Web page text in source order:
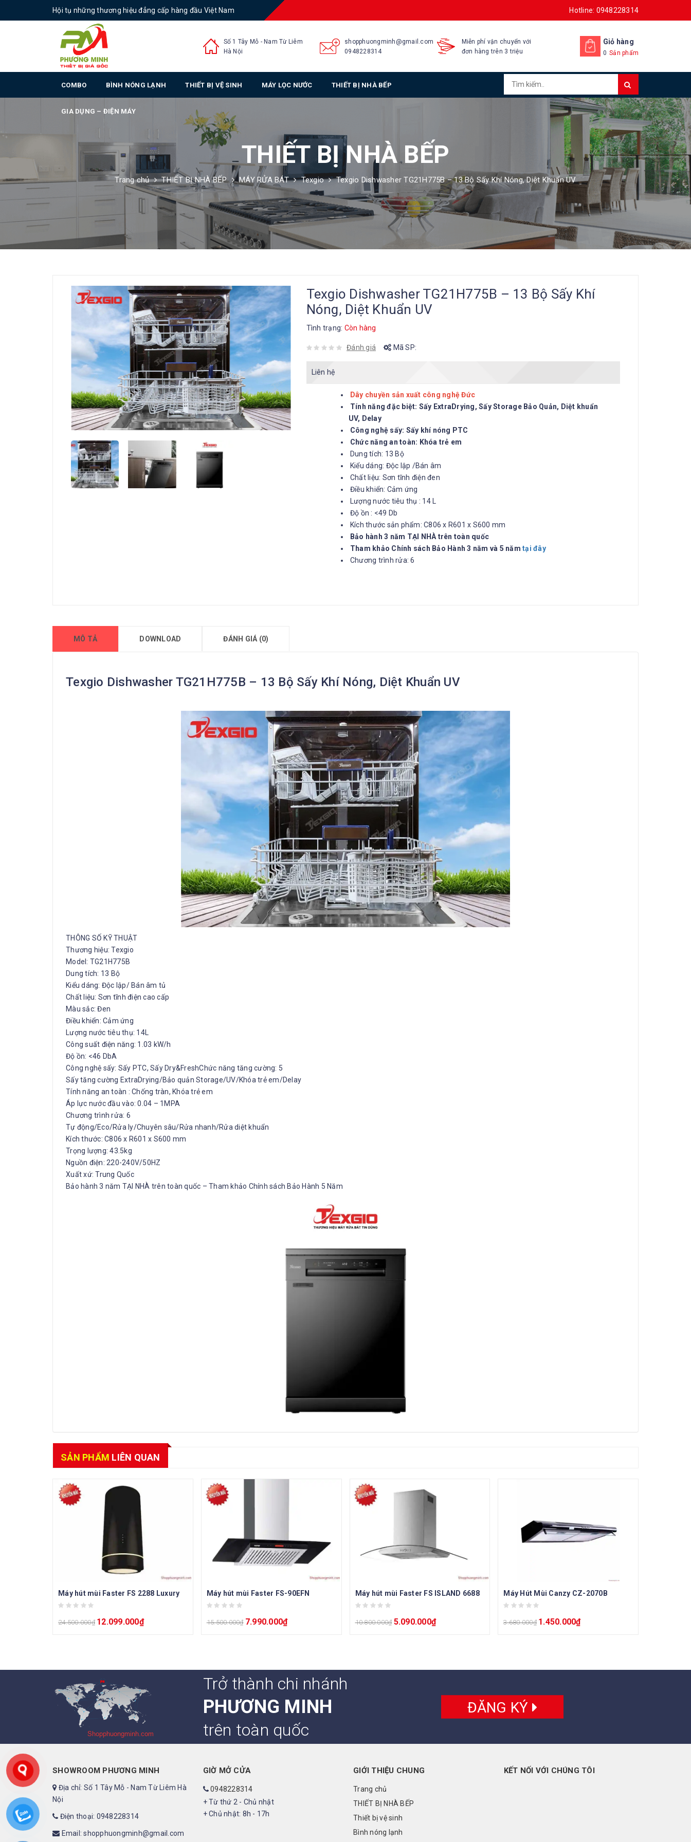
Hội tụ những thương hiệu đẳng cấp hàng đầu Việt Nam Hotline: 0948228314
Số 1 Tây Mỗ - Nam Từ Liêm
Hà Nội
shopphuongminh@gmail.com
0948228314
Miễn phí vận chuyển với
đơn hàng trên 3 triệu
Giỏ hàng
0 Sản phẩm
COMBO BÌNH NÓNG LẠNH THIẾT BỊ VỆ SINH MÁY LỌC NƯỚC THIẾT BỊ NHÀ BẾP
GIA DỤNG – ĐIỆN MÁY
THIẾT BỊ NHÀ BẾP
Trang chủ THIẾT BỊ NHÀ BẾP MÁY RỬA BÁT Texgio Texgio Dishwasher TG21H775B – 13 Bộ Sấy Khí Nóng, Diệt Khuẩn UV
Texgio Dishwasher TG21H775B – 13 Bộ Sấy Khí
Nóng, Diệt Khuẩn UV
Tình trạng: Còn hàng
Đánh giá Mã SP:
Liên hệ
Dây chuyền sản xuất công nghệ Đức
Tính năng đặc biệt: Sấy ExtraDrying, Sấy Storage Bảo Quản, Diệt khuẩn
UV, Delay
Công nghệ sấy: Sấy khí nóng PTC
Chức năng an toàn: Khóa trẻ em
Dung tích: 13 Bộ
Kiểu dáng: Độc lập /Bán âm
Chất liệu: Sơn tĩnh điện đen
Điều khiển: Cảm ứng
Lượng nước tiêu thụ : 14 L
Độ ồn : <49 Db
Kích thước sản phẩm: C806 x R601 x S600 mm
Bảo hành 3 năm TẠI NHÀ trên toàn quốc
Tham khảo Chính sách Bảo Hành 3 năm và 5 năm tại đây
Chương trình rửa: 6
MÔ TẢ DOWNLOAD ĐÁNH GIÁ (0)
Texgio Dishwasher TG21H775B – 13 Bộ Sấy Khí Nóng, Diệt Khuẩn UV
THÔNG SỐ KỸ THUẬT
Thương hiệu: Texgio
Model: TG21H775B
Dung tích: 13 Bộ
Kiểu dáng: Độc lập/ Bán âm tủ
Chất liệu: Sơn tĩnh điện cao cấp
Màu sắc: Đen
Điều khiển: Cảm ứng
Lượng nước tiêu thụ: 14L
Công suất điện năng: 1.03 kW/h
Độ ồn: <46 DbA
Công nghệ sấy: Sấy PTC, Sấy Dry&FreshChức năng tăng cường: 5
Sấy tăng cường ExtraDrying/Bảo quản Storage/UV/Khóa trẻ em/Delay
Tính năng an toàn : Chống tràn, Khóa trẻ em
Áp lực nước đầu vào: 0.04 – 1MPA
Chương trình rửa: 6
Tự động/Eco/Rửa ly/Chuyên sâu/Rửa nhanh/Rửa diệt khuẩn
Kích thước: C806 x R601 x S600 mm
Trọng lượng: 43.5kg
Nguồn điện: 220-240V/50HZ
Xuất xứ: Trung Quốc
Bảo hành 3 năm TẠI NHÀ trên toàn quốc – Tham khảo Chính sách Bảo Hành 5 Năm
SẢN PHẨM LIÊN QUAN
Máy hút mùi Faster FS 2288 Luxury
24.500.000₫ 12.099.000₫
Máy hút mùi Faster FS-90EFN
15.500.000₫ 7.990.000₫
Máy hút mùi Faster FS ISLAND 6688
10.800.000₫ 5.090.000₫
Máy Hút Mùi Canzy CZ-2070B
3.680.000₫ 1.450.000₫
Trở thành chi nhánh
PHƯƠNG MINH
trên toàn quốc
ĐĂNG KÝ
SHOWROOM PHƯƠNG MINH
Địa chỉ: Số 1 Tây Mỗ - Nam Từ Liêm Hà
Nội
Điện thoại: 0948228314
Email: shopphuongminh@gmail.com
GIỜ MỞ CỬA
0948228314
+ Từ thứ 2 - Chủ nhật
+ Chủ nhật: 8h - 17h
GIỚI THIỆU CHUNG
Trang chủ
THIẾT BỊ NHÀ BẾP
Thiết bị vệ sinh
Bình nóng lạnh
KẾT NỐI VỚI CHÚNG TÔI